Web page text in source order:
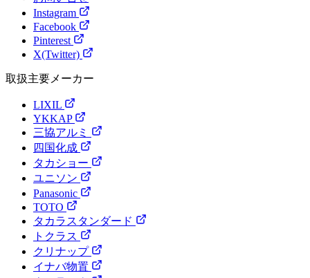
Instagram
Facebook
Pinterest
X(Twitter)
取扱主要メーカー
LIXIL
YKKAP
三協アルミ
四国化成
タカショー
ユニソン
Panasonic
TOTO
タカラスタンダード
トクラス
クリナップ
イナバ物置